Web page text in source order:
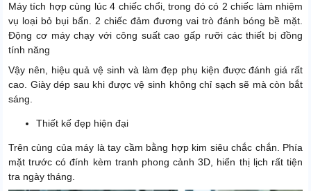
Máy tích hợp cùng lúc 4 chiếc chổi, trong đó có 2 chiếc làm nhiệm
vụ loại bỏ bụi bẩn. 2 chiếc đảm đương vai trò đánh bóng bề mặt.
Động cơ máy chạy với công suất cao gấp rưỡi các thiết bị đồng
tính năng
Vậy nên, hiệu quả vệ sinh và làm đẹp phụ kiện được đánh giá rất
cao. Giày dép sau khi được vệ sinh không chỉ sạch sẽ mà còn bắt
sáng.
Thiết kế đẹp hiện đại
Trên cùng của máy là tay cầm bằng hợp kim siêu chắc chắn. Phía
mặt trước có đính kèm tranh phong cảnh 3D, hiển thị lịch rất tiện
tra ngày tháng.